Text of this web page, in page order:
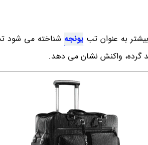
به عنوان تبیونجه شناخته می شود
گرده، واکنش نشان می دهد.